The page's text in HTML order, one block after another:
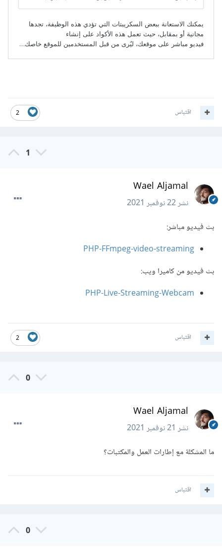
2 اقتباس
1
Wael Aljamal
نشر22 نوفمبر 2021
بث فيديو مباشر:
PHP-FFmpeg-video-streaming
بث فيديو من كاميرا ويب:
PHP-Live-Streaming-Webcam
2 اقتباس
0
Wael Aljamal
نشر21 نوفمبر 2021
ما المشكلة مع إطارات العمل والمكتبات؟
اقتباس
0